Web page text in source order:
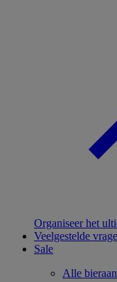
Organiseer het
Veelgestelde
Sale
Alle